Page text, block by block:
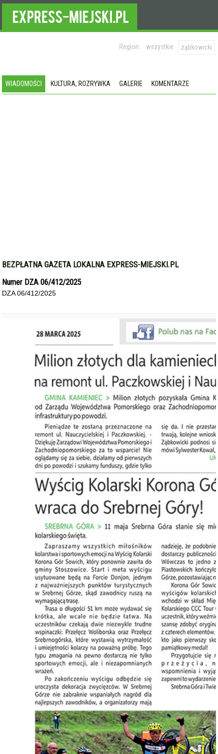
Region: wszystkie ząbkowicki
WIADOMOŚCI KULTURA, ROZRYWKA GALERIE KOMENTARZE
BEZPŁATNA GAZETA LOKALNA EXPRESS-MIEJSKI.PL
Numer DZA 06/412/2025
DZA 06/412/2025